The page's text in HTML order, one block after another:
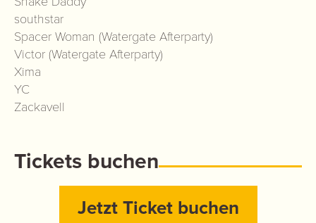
southstar
Spacer Woman (Watergate Afterparty)
Victor (Watergate Afterparty)
Xima
YC
Zackavell
Tickets buchen
Jetzt Ticket buchen